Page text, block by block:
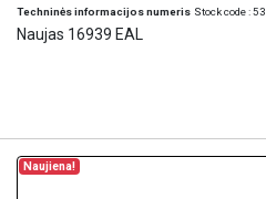
Techninės informacijos numeris Stock code : 53
Naujas 16939 EAL
Naujiena!